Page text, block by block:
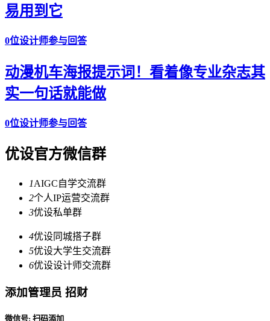
易用到它
0位设计师参与回答
动漫机车海报提示词！看着像专业杂志其
实一句话就能做
0位设计师参与回答
优设官方微信群
1AIGC自学交流群
2个人IP运营交流群
3优设私单群
4优设同城搭子群
5优设大学生交流群
6优设设计师交流群
添加管理员 招财
微信号: 扫码添加